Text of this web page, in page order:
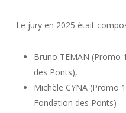
Le jury en 2025 était
Bruno TEMAN (Promo
des Ponts),
Michèle CYNA (Promo
Fondation des Ponts)